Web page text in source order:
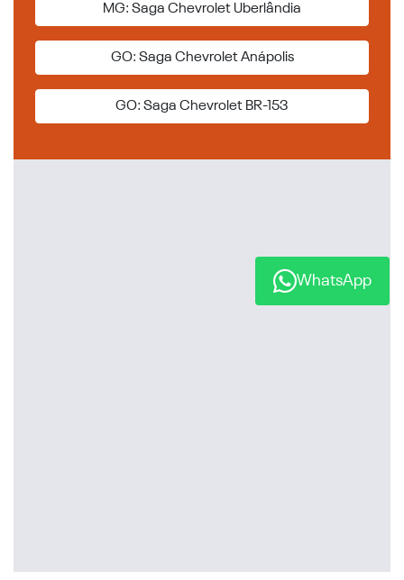
MG: Saga Chevrolet Uberlândia
GO: Saga Chevrolet Anápolis
GO: Saga Chevrolet BR-153
WhatsApp